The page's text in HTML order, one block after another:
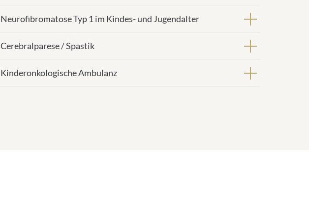
Neurofibromatose Typ 1 im Kindes- und Jugendalter
Cerebralparese / Spastik
Kinderonkologische Ambulanz